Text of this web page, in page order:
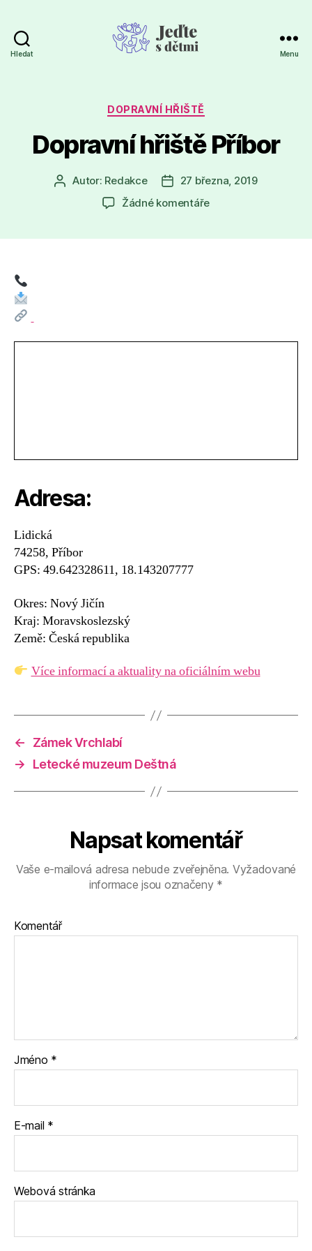
Hledat Menu
Rubriky
DOPRAVNÍ HŘIŠTĚ
Dopravní hřiště Příbor
Autor
příspěvku
Autor: Redakce
Datum
příspěvku
27 března, 2019
Žádné komentářeu
Adresa:
Lidická
74258, Příbor
GPS: 49.642328611, 18.143207777
Okres: Nový Jičín
Kraj: Moravskoslezský
Země: Česká republika
Více informací a aktuality na oficiálním webu
←
Zámek Vrchlabí
→
Letecké muzeum Deštná
Napsat komentář
Vaše e-mailová adresa nebude zveřejněna. Vyžadované
informace jsou označeny *
Komentář
Jméno *
E-mail *
Webová stránka